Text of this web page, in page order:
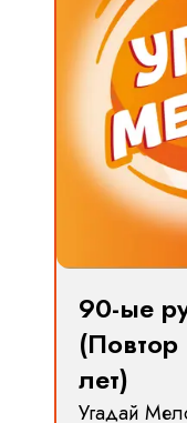
90-ые
лет)
Угадай